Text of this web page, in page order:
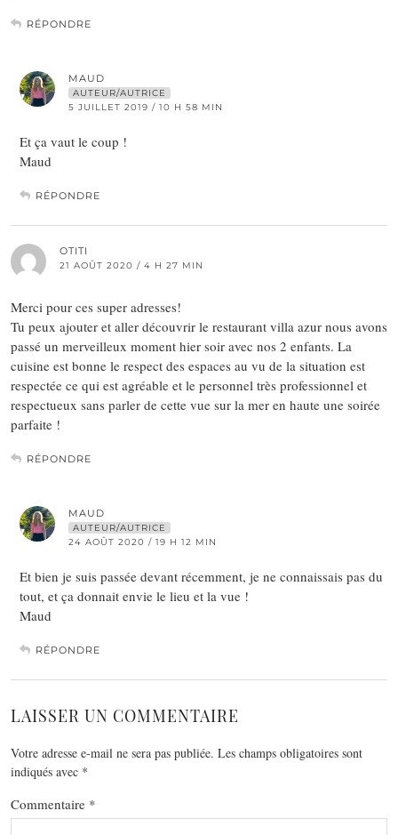
RÉPONDRE
MAUD
AUTEUR/AUTRICE
5 JUILLET 2019 / 10 H 58 MIN
Et ça vaut le coup !
Maud
RÉPONDRE
OTITI
21 AOÛT 2020 / 4 H 27 MIN
Merci pour ces super adresses!
Tu peux ajouter et aller découvrir le restaurant villa azur nous avons
passé un merveilleux moment hier soir avec nos 2 enfants. La
cuisine est bonne le respect des espaces au vu de la situation est
respectée ce qui est agréable et le personnel très professionnel et
respectueux sans parler de cette vue sur la mer en haute une soirée
parfaite !
RÉPONDRE
MAUD
AUTEUR/AUTRICE
24 AOÛT 2020 / 19 H 12 MIN
Et bien je suis passée devant récemment, je ne connaissais pas du
tout, et ça donnait envie le lieu et la vue !
Maud
RÉPONDRE
LAISSER UN COMMENTAIRE
Votre adresse e-mail ne sera pas publiée. Les champs obligatoires sont
indiqués avec *
Commentaire *